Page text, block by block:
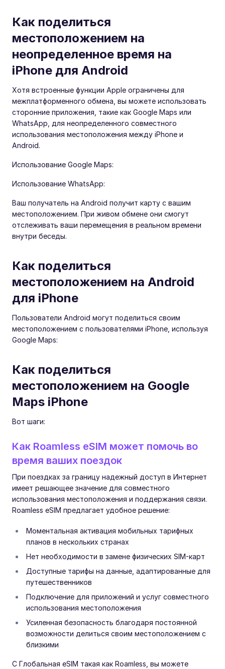
Как поделиться
местоположением на
неопределенное время на
iPhone для Android
Хотя встроенные функции Apple ограничены для
межплатформенного обмена, вы можете использовать
сторонние приложения, такие как Google Maps или
WhatsApp, для неопределенного совместного
использования местоположения между iPhone и
Android.
Использование Google Maps:
Использование WhatsApp:
Ваш получатель на Android получит карту с вашим
местоположением. При живом обмене они смогут
отслеживать ваши перемещения в реальном времени
внутри беседы.
Как поделиться
местоположением на Android
для iPhone
Пользователи Android могут поделиться своим
местоположением с пользователями iPhone, используя
Google Maps:
Как поделиться
местоположением на Google
Maps iPhone
Вот шаги:
Как Roamless eSIM может помочь во
время ваших поездок
При поездках за границу надежный доступ в Интернет
имеет решающее значение для совместного
использования местоположения и поддержания связи.
Roamless eSIM предлагает удобное решение:
Моментальная активация мобильных тарифных
планов в нескольких странах
Нет необходимости в замене физических SIM-карт
Доступные тарифы на данные, адаптированные для
путешественников
Подключение для приложений и услуг совместного
использования местоположения
Усиленная безопасность благодаря постоянной
возможности делиться своим местоположением с
близкими
С Глобальная eSIM такая как Roamless, вы можете